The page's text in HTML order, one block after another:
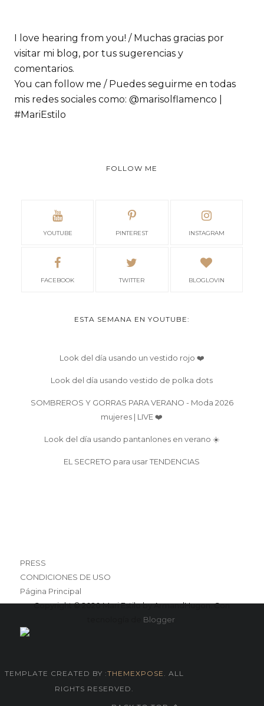
I love hearing from you! / Muchas gracias por
visitar mi blog, por tus sugerencias y
comentarios.
You can follow me / Puedes seguirme en todas
mis redes sociales como: @marisolflamenco |
#MariEstilo
FOLLOW ME
YOUTUBE PINTEREST INSTAGRAM
FACEBOOK TWITTER BLOGLOVIN
ESTA SEMANA EN YOUTUBE:
Look del día usando un vestido rojo ❤️
Look del día usando vestido de polka dots
SOMBREROS Y GORRAS PARA VERANO - Moda 2026
mujeres | LIVE ❤️
Look del día usando pantanlones en verano ☀️
EL SECRETO para usar TENDENCIAS
PRESS
CONDICIONES DE USO
Página Principal
Copyright © 2020 Mari Estilo by ArmandHugon. Con
Blogger.
TEMPLATE CREATED BY :THEMEXPOSE
. ALL
RIGHTS RESERVED.